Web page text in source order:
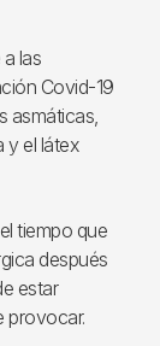
las
Covid-19
asmáticas,
y el látex
tiempo que
después
estar
provocar.